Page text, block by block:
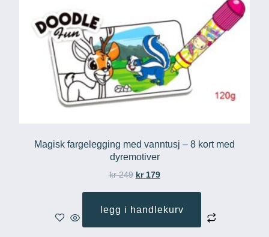
Magisk fargelegging med vanntusj – 8 kort med
dyremotiver
kr249 kr179
legg i handlekurv